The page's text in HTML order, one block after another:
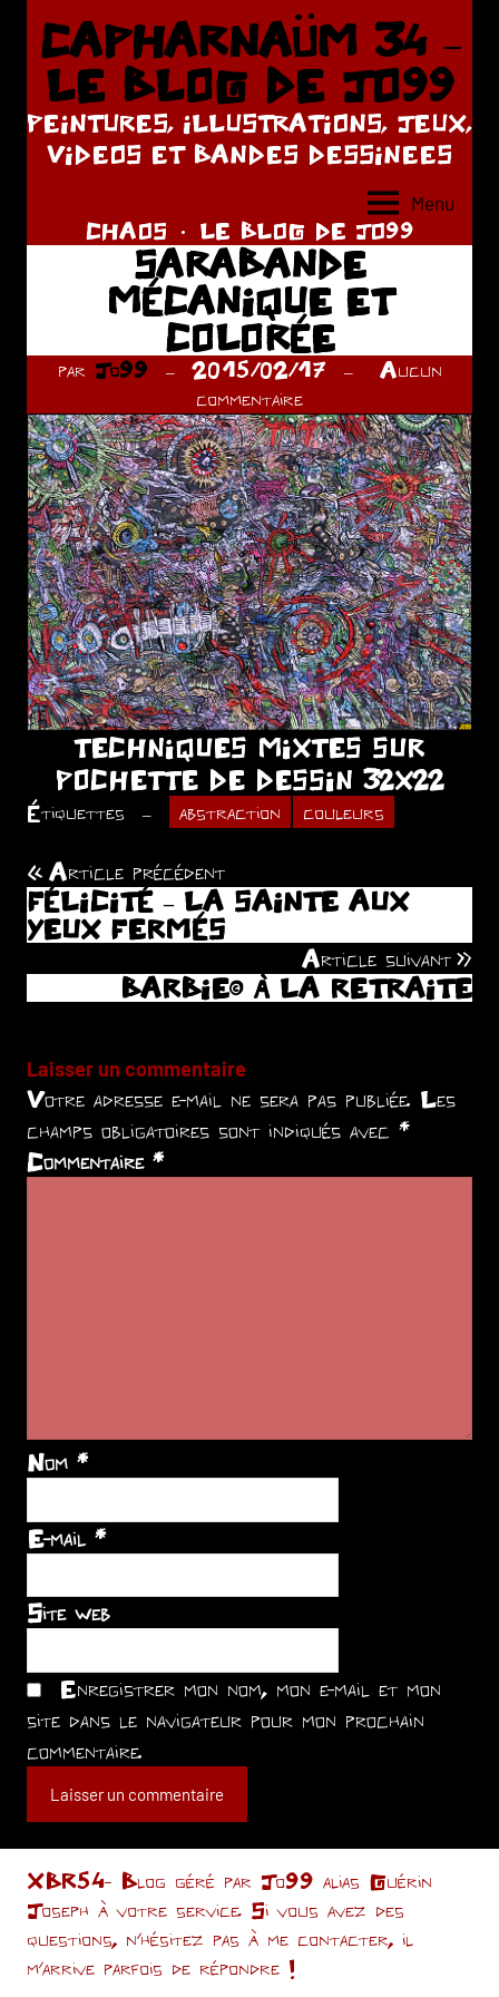
Aller
contenu
CAPHARNAÜM 34 –
LE BLOG DE JO99
PEINTURES, ILLUSTRATIONS, JEUX,
VIDEOS ET BANDES DESSINEES
Menu
CHAOS LE BLOG DE JO99
SARABANDE
MÉCANIQUE ET
COLORÉE
par Jo99 2015/02/17
Aucun
commentaire
TECHNIQUES MIXTES SUR
POCHETTE DE DESSIN 32X22
Étiquettes abstraction couleurs
Navigation
de
l’article
Article précédent
FÉLICITÉ – LA SAINTE AUX
YEUX FERMÉS
Article suivant
BARBIE© À LA RETRAITE
Laisser un commentaire
Votre adresse e-mail ne sera pas publiée. Les
champs obligatoires sont indiqués avec *
Commentaire *
Nom *
E-mail *
Site web
Enregistrer mon nom, mon e-mail et mon
site dans le navigateur pour mon prochain
commentaire.
XBR54- Blog géré par Jo99 alias Guérin
Joseph à votre service. Si vous avez des
questions, n’hésitez pas à me contacter, il
m'arrive parfois de répondre !